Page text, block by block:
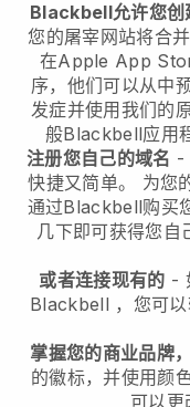
Blackbell允许您创
您的屠宰网站将合
在Apple App
序，他们可以从中
发症并使用我们的
般Blackbell应用
注册您自己的域名 -
快捷又简单。 为您
通过Blackbell购买
几下即可获得您自
或者连接现有的 -
Blackbell ，您可
掌握您的商业品牌
的徽标，并使用颜
可以更